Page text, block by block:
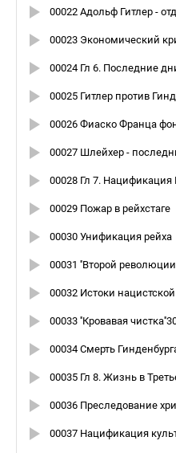
00023 Экономический
00024 Гл 6. Последние
00025 Гитлер против
00026 Фиаско Франца
00028 Гл 7. Нацификация
00029 Пожар в рейхстаге
00030 Унификация рейха
00031 ''Второй революции
00034 Смерть
00035 Гл 8. Жизнь в
00037 Нацификация